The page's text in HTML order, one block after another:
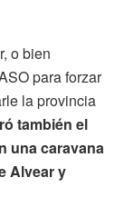
o bien
para forzar
la provincia
también el
una caravana
Alvear y